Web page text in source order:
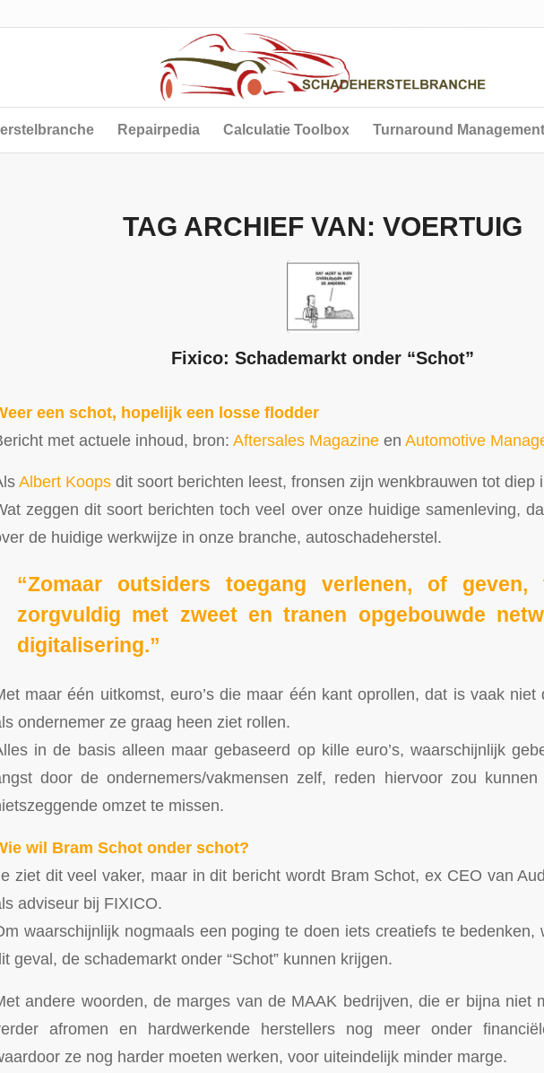
Repairpedia Calculatie Toolbox Turnaround Management
TAG ARCHIEF VAN: VOERTUIG
Fixico: Schademarkt onder “Schot”
een schot, hopelijk een losse flodder
met actuele inhoud, bron: Aftersales Magazine en Automotive
Albert Koops dit soort berichten leest, fronsen zijn wenkbrauwen tot diep
zeggen dit soort berichten toch veel over onze huidige samenleving,
de huidige werkwijze in onze branche, autoschadeherstel.
“Zomaar outsiders toegang verlenen, of
zorgvuldig met zweet en tranen opgebouwde
digitalisering.”
maar één uitkomst, euro’s die maar één kant oprollen, dat is vaak niet
ondernemer ze graag heen ziet rollen.
in de basis alleen maar gebaseerd op kille euro’s, waarschijnlijk
door de ondernemers/vakmensen zelf, reden hiervoor zou
omzet te missen.
wil Bram Schot onder schot?
ziet dit veel vaker, maar in dit bericht wordt Bram Schot, ex CEO van
adviseur bij FIXICO.
waarschijnlijk nogmaals een poging te doen iets creatiefs te bedenken,
geval, de schademarkt onder “Schot” kunnen krijgen.
andere woorden, de marges van de MAAK bedrijven, die er bijna niet
afromen en hardwerkende herstellers nog meer onder
ze nog harder moeten werken, voor uiteindelijk minder marge.